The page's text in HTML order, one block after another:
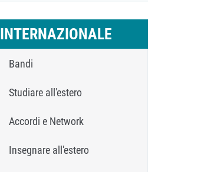
INTERNAZIONALE
Bandi
Studiare all'estero
Accordi e Network
Insegnare all'estero